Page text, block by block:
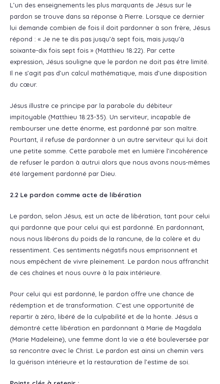
L’un des enseignements les plus marquants de Jésus sur le
pardon se trouve dans sa réponse à Pierre. Lorsque ce dernier
lui demande combien de fois il doit pardonner à son frère, Jésus
répond : « Je ne te dis pas jusqu’à sept fois, mais jusqu’à
soixante-dix fois sept fois » (Matthieu 18:22). Par cette
expression, Jésus souligne que le pardon ne doit pas être limité.
Il ne s’agit pas d’un calcul mathématique, mais d’une disposition
du cœur.
Jésus illustre ce principe par la parabole du débiteur
impitoyable (Matthieu 18:23-35). Un serviteur, incapable de
rembourser une dette énorme, est pardonné par son maître.
Pourtant, il refuse de pardonner à un autre serviteur qui lui doit
une petite somme. Cette parabole met en lumière l’incohérence
de refuser le pardon à autrui alors que nous avons nous-mêmes
été largement pardonné par Dieu.
2.2 Le pardon comme acte de libération
Le pardon, selon Jésus, est un acte de libération, tant pour celui
qui pardonne que pour celui qui est pardonné. En pardonnant,
nous nous libérons du poids de la rancune, de la colère et du
ressentiment. Ces sentiments négatifs nous emprisonnent et
nous empêchent de vivre pleinement. Le pardon nous affranchit
de ces chaînes et nous ouvre à la paix intérieure.
Pour celui qui est pardonné, le pardon offre une chance de
rédemption et de transformation. C’est une opportunité de
repartir à zéro, libéré de la culpabilité et de la honte. Jésus a
démontré cette libération en pardonnant à Marie de Magdala
(Marie Madeleine), une femme dont la vie a été bouleversée par
sa rencontre avec le Christ. Le pardon est ainsi un chemin vers
la guérison intérieure et la restauration de l’estime de soi.